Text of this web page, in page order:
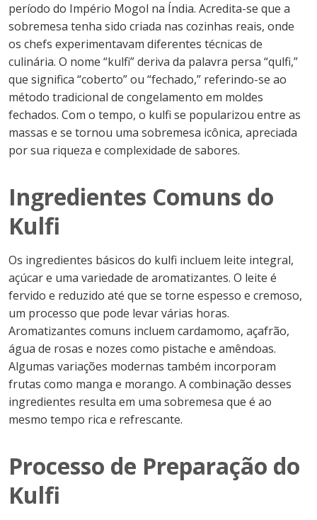
período do Império Mogol na Índia. Acredita-se que a
sobremesa tenha sido criada nas cozinhas reais, onde
os chefs experimentavam diferentes técnicas de
culinária. O nome “kulfi” deriva da palavra persa “qulfi,”
que significa “coberto” ou “fechado,” referindo-se ao
método tradicional de congelamento em moldes
fechados. Com o tempo, o kulfi se popularizou entre as
massas e se tornou uma sobremesa icônica, apreciada
por sua riqueza e complexidade de sabores.
Ingredientes Comuns do
Kulfi
Os ingredientes básicos do kulfi incluem leite integral,
açúcar e uma variedade de aromatizantes. O leite é
fervido e reduzido até que se torne espesso e cremoso,
um processo que pode levar várias horas.
Aromatizantes comuns incluem cardamomo, açafrão,
água de rosas e nozes como pistache e amêndoas.
Algumas variações modernas também incorporam
frutas como manga e morango. A combinação desses
ingredientes resulta em uma sobremesa que é ao
mesmo tempo rica e refrescante.
Processo de Preparação do
Kulfi